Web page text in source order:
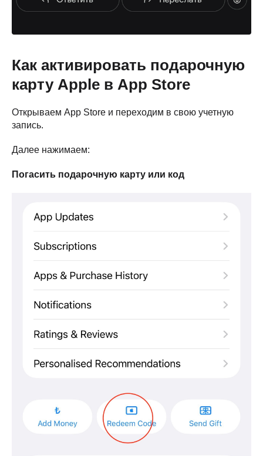
Как активировать подарочную
карту Apple в App Store
Открываем App Store и переходим в свою учетную
запись.
Далее нажимаем:
Погасить подарочную карту или код